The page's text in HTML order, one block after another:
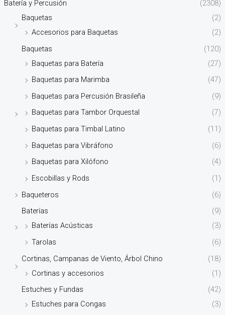
Batería y Percusión
(2308)
Baquetas
(2)
Accesorios para Baquetas
(2)
Baquetas
(120)
Baquetas para Batería
(27)
Baquetas para Marimba
(47)
Baquetas para Percusión Brasileña
(9)
Baquetas para Tambor Orquestal
(7)
Baquetas para Timbal Latino
(11)
Baquetas para Vibráfono
(6)
Baquetas para Xilófono
(4)
Escobillas y Rods
(1)
Baqueteros
(6)
Baterías
(9)
Baterías Acústicas
(3)
Tarolas
(6)
Cortinas, Campanas de Viento, Árbol Chino
(18)
Cortinas y accesorios
(1)
Estuches y Fundas
(42)
Estuches para Congas
(3)